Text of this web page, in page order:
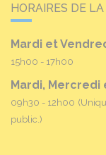
HORAIRES DE
Mardi et
15h00 - 17h00
Mardi, Mercredi
09h30 - 12h00
public.)